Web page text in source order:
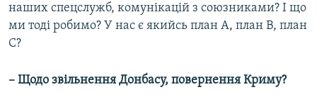
наших спецслужб, комунікацій з союзниками? І що
ми тоді робимо? У нас є якийсь план А, план В, план
С?
– Щодо звільнення Донбасу, повернення Криму?